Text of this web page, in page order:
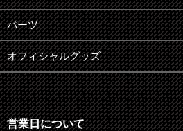
パーツ
オフィシャルグッズ
営業日について